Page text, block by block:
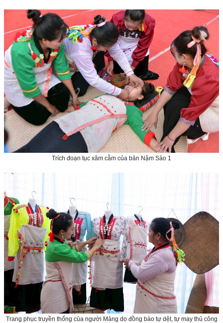
Trích đoạn tục xăm cằm của bản Nậm Sảo 1
Trang phục truyền thống của người Mảng do đồng bào tự dệt, tự may thủ công